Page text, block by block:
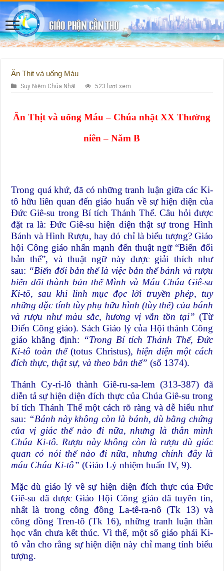
Ăn Thịt và uống Máu
Suy Niệm Chúa Nhật 523 lượt xem
Ăn Thịt và uống Máu – Chúa nhật XX Thường
niên – Năm B
Trong quá khứ, đã có những tranh luận giữa các Ki-
tô hữu liên quan đến giáo huấn về sự hiện diện của
Đức Giê-su trong Bí tích Thánh Thể. Câu hỏi được
đặt ra là: Đức Giê-su hiện diện thật sự trong Hình
Bánh và Hình Rượu, hay đó chỉ là biểu tượng? Giáo
hội Công giáo nhấn mạnh đến thuật ngữ “Biến đổi
bản thể”, và thuật ngữ này được giải thích như
sau: “Biến đổi bản thể là việc bản thể bánh và rượu
biến đổi thành bản thể Mình và Máu Chúa Giê-su
Ki-tô, sau khi linh mục đọc lời truyền phép, tuy
những đặc tính tùy phụ hữu hình (tùy thể) của bánh
và rượu như màu sắc, hương vị vẫn tồn tại” (Từ
Điển Công giáo). Sách Giáo lý của Hội thánh Công
giáo khẳng định: “Trong Bí tích Thánh Thể, Đức
Ki-tô toàn thể(totus Christus), hiện diện một cách
đích thực, thật sự, và theo bản thể” (số 1374).
Thánh Cy-ri-lô thành Giê-ru-sa-lem (313-387) đã
diễn tả sự hiện diện đích thực của Chúa Giê-su trong
bí tích Thánh Thể một cách rõ ràng và dễ hiểu như
sau: “Bánh này không còn là bánh, dù bằng chứng
của vị giác thế nào đi nữa, nhưng là thân mình
Chúa Ki-tô. Rượu này không còn là rượu dù giác
quan có nói thế nào đi nữa, nhưng chính đây là
máu Chúa Ki-tô” (Giáo Lý nhiệm huấn IV, 9).
Mặc dù giáo lý về sự hiện diện đích thực của Đức
Giê-su đã được Giáo Hội Công giáo đã tuyên tín,
nhất là trong công đồng La-tê-ra-nô (Tk 13) và
công đồng Tren-tô (Tk 16), những tranh luận thần
học vẫn chưa kết thúc. Vì thế, một số giáo phái Ki-
tô vẫn cho rằng sự hiện diện này chỉ mang tính biểu
tượng.